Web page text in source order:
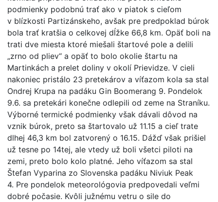
podmienky podobnú trať ako v piatok s cieľom
v blízkosti Partizánskeho, avšak pre predpoklad búrok
bola trať kratšia o celkovej dĺžke 66,8 km. Opäť boli na
trati dve miesta ktoré miešali štartové pole a delili
„zrno od pliev“ a opäť to bolo okolie štartu na
Martinkách a prelet doliny v okolí Prievidze. V cieli
nakoniec pristálo 23 pretekárov a víťazom kola sa stal
Ondrej Krupa na padáku Gin Boomerang 9. Pondelok
9.6. sa pretekári konečne odlepili od zeme na Straníku.
Výborné termické podmienky však dávali dôvod na
vznik búrok, preto sa štartovalo už 11.15 a cieľ trate
dlhej 46,3 km bol zatvorený o 16.15. Dážď však prišiel
už tesne po 14tej, ale vtedy už boli všetci piloti na
zemi, preto bolo kolo platné. Jeho víťazom sa stal
Štefan Vyparina zo Slovenska padáku Niviuk Peak
4. Pre pondelok meteorológovia predpovedali veľmi
dobré počasie. Kvôli južnému vetru o sile do